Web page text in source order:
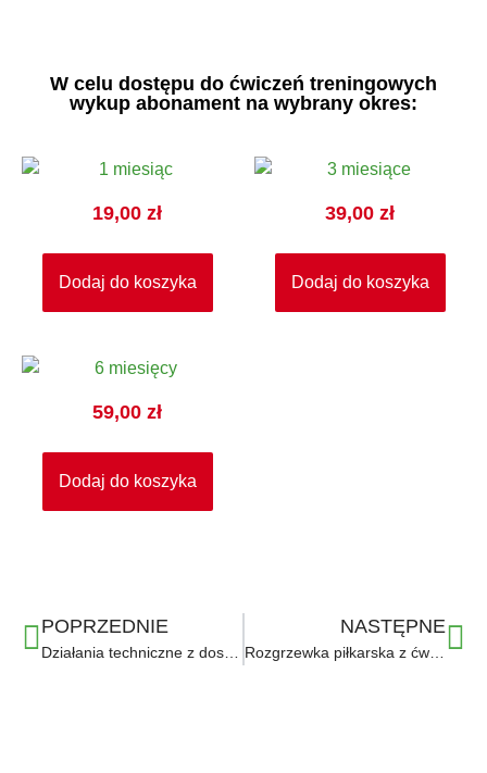
W celu dostępu do ćwiczeń treningowych
wykup abonament na wybrany okres:
19,00 zł
Dodaj do koszyka
39,00 zł
Dodaj do koszyka
59,00 zł
Dodaj do koszyka
POPRZEDNIE NASTĘPNE